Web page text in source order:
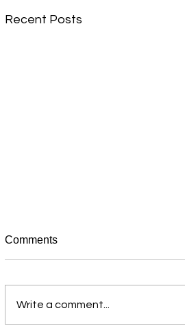
Recent Posts
Comments
Write a comment...